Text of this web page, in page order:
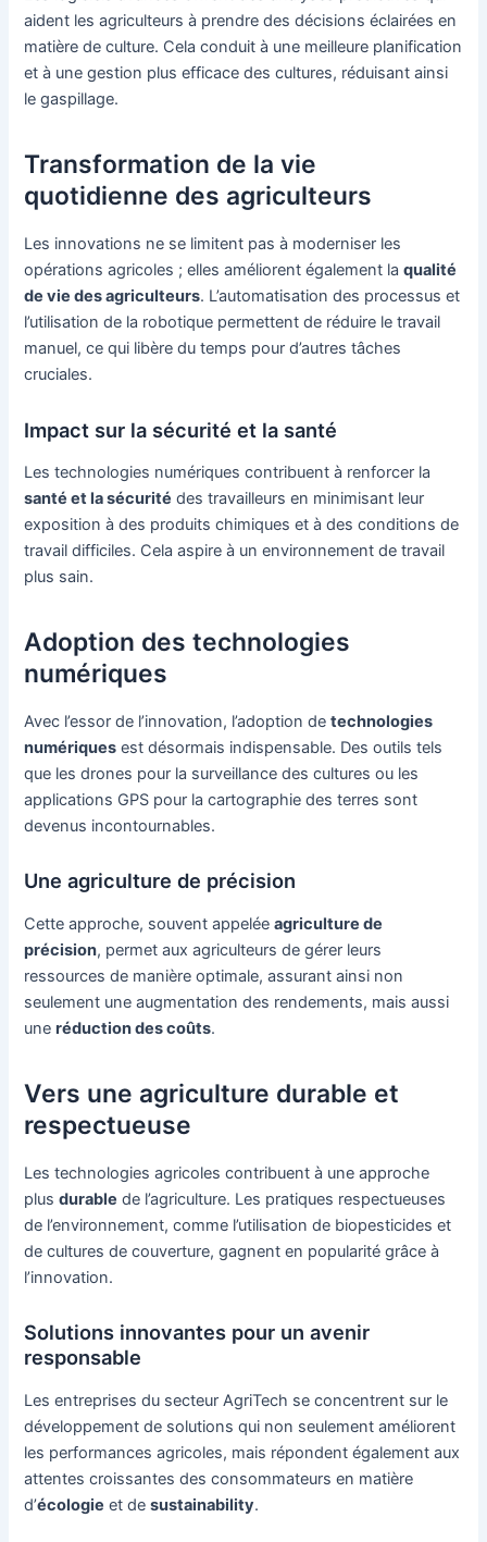
aident les agriculteurs à prendre des décisions éclairées en
matière de culture. Cela conduit à une meilleure planification
et à une gestion plus efficace des cultures, réduisant ainsi
le gaspillage.
Transformation de la vie
quotidienne des agriculteurs
Les innovations ne se limitent pas à moderniser les
opérations agricoles ; elles améliorent également laqualité
de vie des agriculteurs. L’automatisation des processus et
l’utilisation de la robotique permettent de réduire le travail
manuel, ce qui libère du temps pour d’autres tâches
cruciales.
Impact sur la sécurité et la santé
Les technologies numériques contribuent à renforcer la
santé et la sécurité des travailleurs en minimisant leur
exposition à des produits chimiques et à des conditions de
travail difficiles. Cela aspire à un environnement de travail
plus sain.
Adoption des technologies
numériques
Avec l’essor de l’innovation, l’adoption detechnologies
numériques est désormais indispensable. Des outils tels
que les drones pour la surveillance des cultures ou les
applications GPS pour la cartographie des terres sont
devenus incontournables.
Une agriculture de précision
Cette approche, souvent appeléeagriculture de
précision, permet aux agriculteurs de gérer leurs
ressources de manière optimale, assurant ainsi non
seulement une augmentation des rendements, mais aussi
uneréduction des coûts.
Vers une agriculture durable et
respectueuse
Les technologies agricoles contribuent à une approche
plusdurable de l’agriculture. Les pratiques respectueuses
de l’environnement, comme l’utilisation de biopesticides et
de cultures de couverture, gagnent en popularité grâce à
l’innovation.
Solutions innovantes pour un avenir
responsable
Les entreprises du secteur AgriTech se concentrent sur le
développement de solutions qui non seulement améliorent
les performances agricoles, mais répondent également aux
attentes croissantes des consommateurs en matière
d’écologie et desustainability.